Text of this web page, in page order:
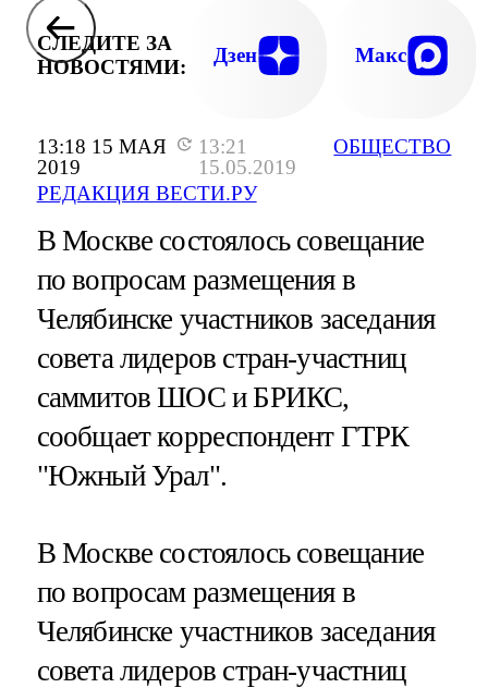
13:18 15 МАЯ
2019
13:21
15.05.2019
РЕДАКЦИЯ ВЕСТИ.РУ
ОБЩЕСТВО
СЛЕДИТЕ ЗА
НОВОСТЯМИ:
Дзен Макс
В Москве состоялось совещание
по вопросам размещения в
Челябинске участников заседания
совета лидеров стран-участниц
саммитов ШОС и БРИКС,
сообщает корреспондент ГТРК
"Южный Урал".
В Москве состоялось совещание
по вопросам размещения в
Челябинске участников заседания
совета лидеров стран-участниц